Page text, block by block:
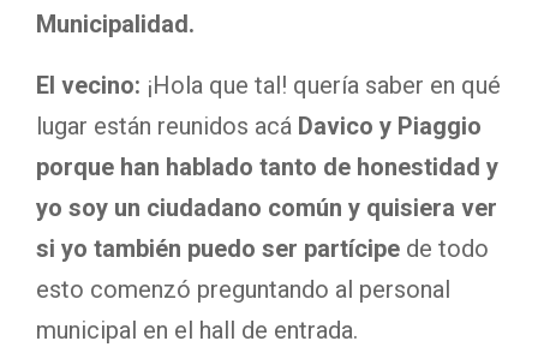
Municipalidad.
El vecino: ¡Hola que tal! quería saber en qué
lugar están reunidos acá Davico y Piaggio
porque han hablado tanto de honestidad y
yo soy un ciudadano común y quisiera ver
si yo también puedo ser partícipe de todo
esto comenzó preguntando al personal
municipal en el hall de entrada.